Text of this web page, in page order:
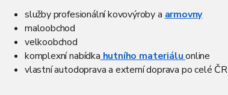
služby profesionální kovovýroby a armovny
maloobchod
velkoobchod
komplexní nabídka hutního materiáluonline
vlastní autodoprava a externí doprava po celé ČR